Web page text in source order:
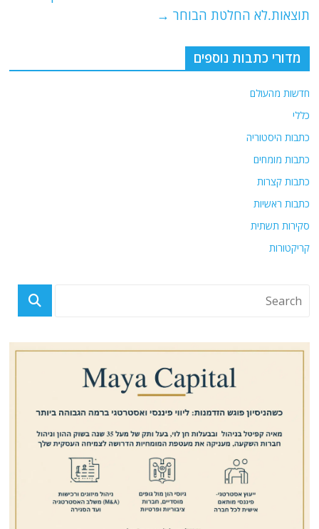
k
תוצאות.לא החלטת הבוחר →
מדורי כתבות נוספים
חדשות מהעולם
כללי
כתבות היסטוריה
כתבות מומחים
כתבות קצרות
כתבות ראשיות
סקירות תשתית
קריקטורות